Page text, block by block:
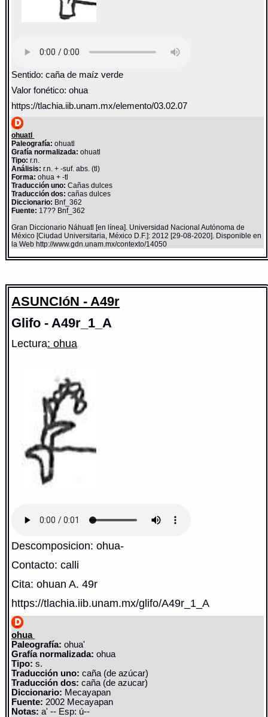
Sentido: caña de maíz verde
Valor fonético: ohua
https://tlachia.iib.unam.mx/elemento/03.02.07
ohuatl
Paleografía: ohuatl
Grafía normalizada: ohuatl
Tipo: r.n.
Análisis: r.n. + -suf. abs. (tl)
Forma: ohua + -tl
Traducción uno: Cañas dulces
Traducción dos: cañas dulces
Diccionario: Bnf_362
Fuente: 17?? Bnf_362
Gran Diccionario Náhuatl [en línea]. Universidad Nacional Autónoma de
México [Ciudad Universitaria, México D.F.]: 2012 [29-08-2020]. Disponible en
la Web http://www.gdn.unam.mx/contexto/14050
ASUNCIóN - A49r
Glifo - A49r_1_A
Lectura: ohua
Descomposicion: ohua-
Contacto: calli
Cita: ohuan A. 49r
https://tlachia.iib.unam.mx/glifo/A49r_1_A
ohua
Paleografía: ohua'
Grafía normalizada: ohua
Tipo: s.
Traducción uno: caña (de azúcar)
Traducción dos: caña (de azucar)
Diccionario: Mecayapan
Fuente: 2002 Mecayapan
Notas: a' -- Esp: ú--